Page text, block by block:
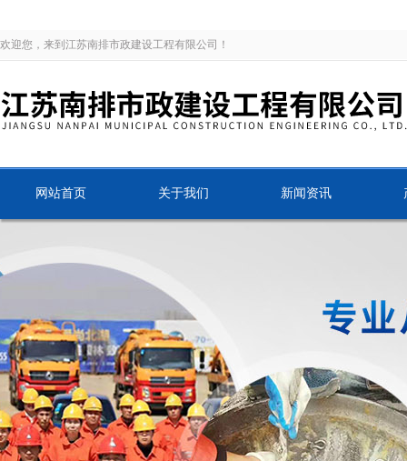
欢迎您，来到江苏南排市政建设工程有限公司！
网站首页 关于我们 新闻资讯